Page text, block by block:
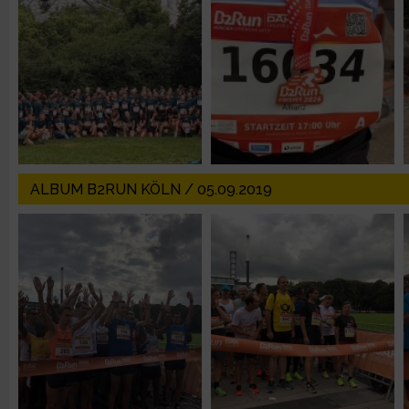
ALBUM B2RUN KÖLN / 05.09.2019
Erstellung von Profilen zur Personalisierung von Inhalten
Verwendung von Profilen zur Auswahl personalisierter Inhalte
Messung der Werbeleistung
Messung der Performance von Inhalten
Analyse von Zielgruppen durch Statistiken oder
verschiedenen Quellen
Entwicklung und Verbesserung der Angebote
Verwendung reduzierter Daten zur Auswahl von Inhalten
IAB-Besonderheiten: